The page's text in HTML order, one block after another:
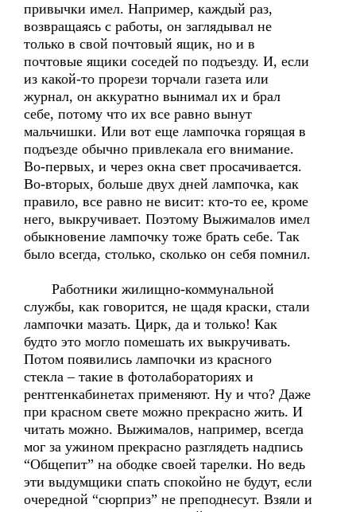
привычки имел. Например, каждый раз,
возвращаясь с работы, он заглядывал не
только в свой почтовый ящик, но и в
почтовые ящики соседей по подъезду. И, если
из какой-то прорези торчали газета или
журнал, он аккуратно вынимал их и брал
себе, потому что их все равно вынут
мальчишки. Или вот еще лампочка горящая в
подъезде обычно привлекала его внимание.
Во-первых, и через окна свет просачивается.
Во-вторых, больше двух дней лампочка, как
правило, все равно не висит: кто-то ее, кроме
него, выкручивает. Поэтому Выжималов имел
обыкновение лампочку тоже брать себе. Так
было всегда, столько, сколько он себя помнил.
Работники жилищно-коммунальной
службы, как говорится, не щадя краски, стали
лампочки мазать. Цирк, да и только! Как
будто это могло помешать их выкручивать.
Потом появились лампочки из красного
стекла – такие в фотолабораториях и
рентгенкабинетах применяют. Ну и что? Даже
при красном свете можно прекрасно жить. И
читать можно. Выжималов, например, всегда
мог за ужином прекрасно разглядеть надпись
“Общепит” на ободке своей тарелки. Но ведь
эти выдумщики спать спокойно не будут, если
очередной “сюрприз” не преподнесут. Взяли и